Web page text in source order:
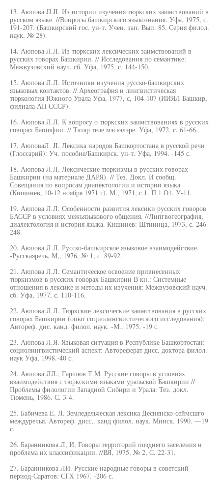
13. Аюпова JJ.JI. Из истории изучения тюркских заимствований в
русском языке. //Вопросы башкирского языкознания. Уфа, 1975, с.
191-207. (Башкирский гос. ун-т. Учен. зап. Вып. 85. Серия филол.
наук, № 28).
14. Аюпова Л.Л. Из тюркских лексических заимствований в
русских говорах Башкирии. // Исследования по семантике:
Межвузовский науч. сб. Уфа, 1975, с. 144-150.
15. Аюпова Л.Л. Источники изучения русско-башкирских
языковых контактов. // Археография и лингвистическая
тюркология Южного Урала Уфа, 1977, с, 104-107 (ИИЯЛ Башкир,
филиала АН СССР).
16. Аюпова Л.Л. К вопросу о тюркских заимствованиях в русских
говорах Бапшфии. // Татар теле мэсьэлэре. Уфа, 1972, с. 61-66.
17. АюповаЛ. JI. Лексика народов Башкортостана в русской речи
(Глоссарий): Уч. пособие/Башкирск. ун-т. Уфа, 1994. -145 с.
18. Аюпова Л.Л. Лексические тюркизмы в русских говорах
Башкирии (на материале ДАРЯ). // Тез. Докл. И сообщ.
Совещания по вопросам диапектологии и истории языка
(Кишинев, 10-12 ноября 1971 г). М., 1971, с.1. П 1 О1. У-11.
19. Аюпова Л.Л. Особенности развития лексики русских говоров
БАССР в условиях межъязыкового общения. //Липгвогеография,
диалектология и история языка. Кишинев: Штиинца, 1973, с. 246-
248.
20. Аюпова Л.Л. Русско-башкирское языковое взаимодействие.
-Русскаяречь, М,, 1976, № 1, с. 89-92.
21. Аюпова Л.Л. Семантическое освоение привнесенных
тюркизмов в русских говорах Башкирии В кн.: Системные
отношения в лексике и методы их изучения: Межвузовский науч.
сб. Уфа, 1977, с. 110-116.
22. Аюпова Л.Л. Тюркские лексические заимствования в русских
говорах Башкирии (опыт социолингвистического исследования):
Автореф. дис. канд. филол. наук. -М., 1975. -19 с.
23. Аюпова Л.Я. Языковая ситуация в Республике Башкортостан:
социолингвистический аспект: Автореферат дисс. доктора филол.
наук Уфа, 1998.-40 с.
24. Аюпова ЛЛ., Гаршюв Т.М. Русские говоры в условиях
взаимодействия с тюркскими языками уральской Башкирии //
Проблемы филологии Западной Сибири и Урала: Тез. докл.
Тюмень, 1986. С. 3-4.
25. Бабичева Е. Л. Земледельческая лексика Деснянско-сеймсшго
междуречья. Автореф. дисс,. канд филол. наук. Минск, 1990. —19
с.
26. Баранникова Л, И, Говоры территорий позднего заселения и
проблема их классификации. //ВЯ, 1975, № 2, С. 22-31.
27. Баранникова ЛИ. Русские народные говоры в советский
период-Саратов: СГХ 1967. -206 с.